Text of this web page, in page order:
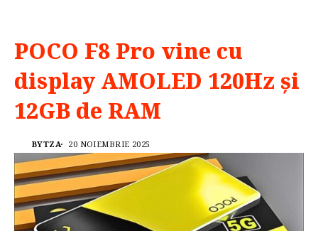
POCO F8 Pro vine cu
display AMOLED 120Hz și
12GB de RAM
BYTZA 20 NOIEMBRIE 2025